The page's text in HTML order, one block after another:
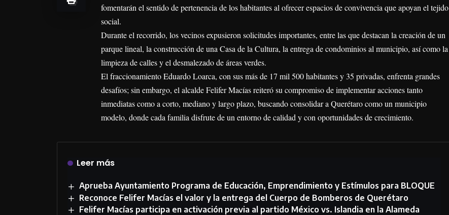
fomentarán el sentido de pertenencia de los habitantes al ofrecer espacios de convivencia que apoyan el tejido
social.
Durante el recorrido, los vecinos expusieron solicitudes importantes, entre las que destacan la creación de un
parque lineal, la construcción de una Casa de la Cultura, la entrega de condominios al municipio, así como la
limpieza de calles y el desmalezado de áreas verdes.
El fraccionamiento Eduardo Loarca, con sus más de 17 mil 500 habitantes y 35 privadas, enfrenta grandes
desafíos; sin embargo, el alcalde Felifer Macías reiteró su compromiso de implementar acciones tanto
inmediatas como a corto, mediano y largo plazo, buscando consolidar a Querétaro como un municipio
modelo, donde cada familia disfrute de un entorno de calidad y con oportunidades de crecimiento.
Leer más
Aprueba Ayuntamiento Programa de Educación, Emprendimiento y Estímulos para BLOQUE
Reconoce Felifer Macías el valor y la entrega del Cuerpo de Bomberos de Querétaro
Felifer Macías participa en activación previa al partido México vs. Islandia en la Alameda